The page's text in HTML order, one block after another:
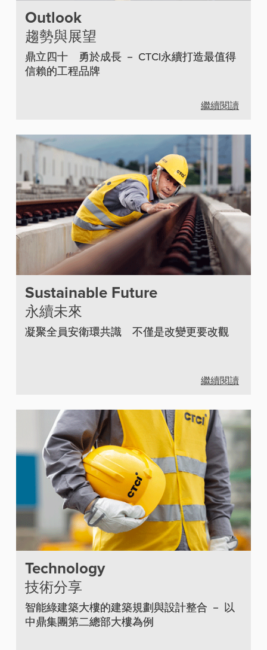
Outlook
趨勢與展望
鼎立四十 勇於成長 － CTCI永續打造最值得
信賴的工程品牌
繼續閱讀
Sustainable Future
永續未來
凝聚全員安衛環共識 不僅是改變更要改觀
繼續閱讀
Technology
技術分享
智能綠建築大樓的建築規劃與設計整合 － 以
中鼎集團第二總部大樓為例